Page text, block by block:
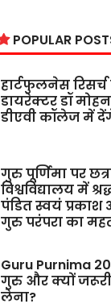
POPULAR
हार्टफुलनेस
डायरेक्टर डॉ
डीएवी कॉलेज में
गुरु पूर्णिमा पर
विश्वविद्यालय में
पंडित स्वयं प्रकाश
गुरु परंपरा का
Guru Purnima
गुरु और क्यों जरूरी
लेना?